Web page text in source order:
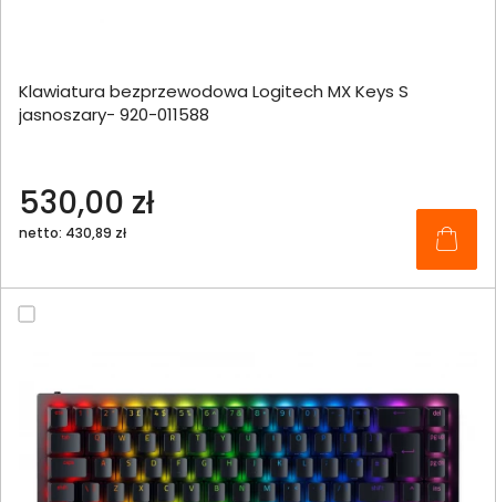
Klawiatura bezprzewodowa Logitech MX Keys S
jasnoszary- 920-011588
530,00 zł
netto: 430,89 zł